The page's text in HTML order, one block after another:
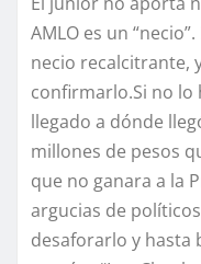
AMLO es un
necio recalcitrante,
confirmarlo.Si no
llegado a dónde
millones de pesos
que no ganara a la
argucias de
desaforarlo y hasta